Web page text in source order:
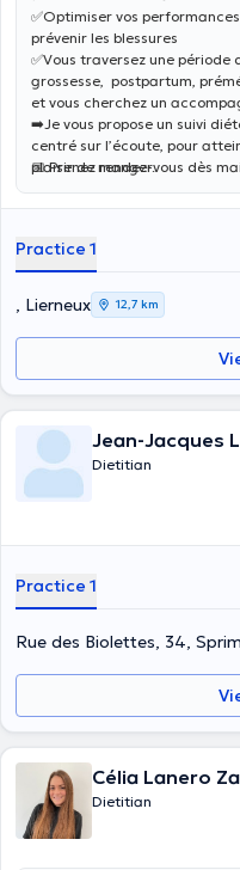
✅Optimiser vos
prévenir les blessures
✅Vous traversez une
grossesse, postpartum,
et vous cherchez un
➡️Je vous propose un suivi
centré sur l’écoute, pour
plaisir de manger.
📅 Prenez rendez-vous dès
Practice 1
, Lierneux 12,7 km
Jean-Jacques
Dietitian
Practice 1
Rue des Biolettes, 34,
Célia Lanero
Dietitian